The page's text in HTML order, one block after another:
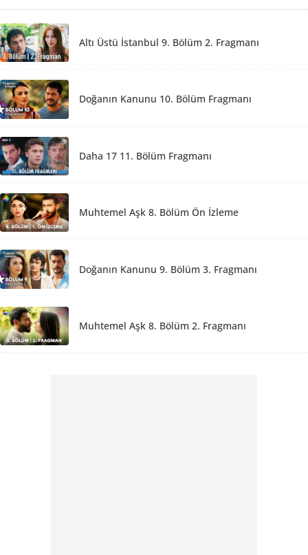
Altı Üstü İstanbul 9. Bölüm 2. Fragmanı
Doğanın Kanunu 10. Bölüm Fragmanı
Daha 17 11. Bölüm Fragmanı
Muhtemel Aşk 8. Bölüm Ön İzleme
Doğanın Kanunu 9. Bölüm 3. Fragmanı
Muhtemel Aşk 8. Bölüm 2. Fragmanı